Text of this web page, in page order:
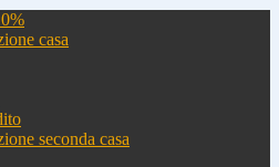
casa
seconda casa